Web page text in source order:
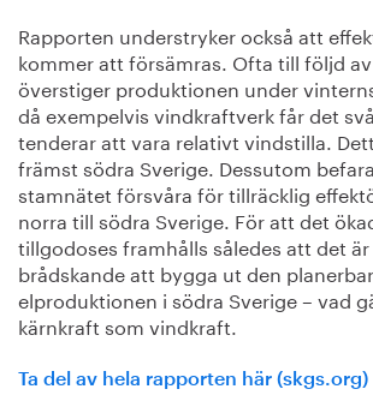
Rapporten understryker också att
kommer att försämras. Ofta till följd
överstiger produktionen under
då exempelvis vindkraftverk får det
tenderar att vara relativt vindstilla.
främst södra Sverige. Dessutom
stamnätet försvåra för tillräcklig
norra till södra Sverige. För att det
tillgodoses framhålls således att det
brådskande att bygga ut den
elproduktionen i södra Sverige – vad
kärnkraft som vindkraft.
Ta del av hela rapporten här (skgs.org)